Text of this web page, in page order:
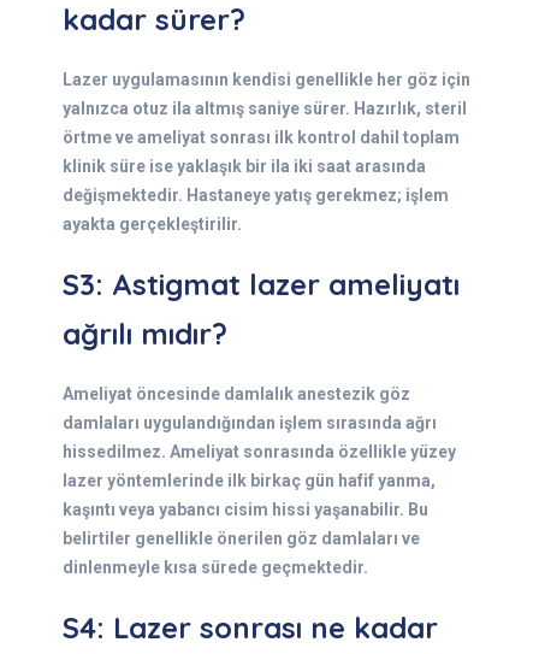
kadar sürer?
Lazer uygulamasının kendisi genellikle her göz için
yalnızca otuz ila altmış saniye sürer. Hazırlık, steril
örtme ve ameliyat sonrası ilk kontrol dahil toplam
klinik süre ise yaklaşık bir ila iki saat arasında
değişmektedir. Hastaneye yatış gerekmez; işlem
ayakta gerçekleştirilir.
S3: Astigmat lazer ameliyatı
ağrılı mıdır?
Ameliyat öncesinde damlalık anestezik göz
damlaları uygulandığından işlem sırasında ağrı
hissedilmez. Ameliyat sonrasında özellikle yüzey
lazer yöntemlerinde ilk birkaç gün hafif yanma,
kaşıntı veya yabancı cisim hissi yaşanabilir. Bu
belirtiler genellikle önerilen göz damlaları ve
dinlenmeyle kısa sürede geçmektedir.
S4: Lazer sonrası ne kadar